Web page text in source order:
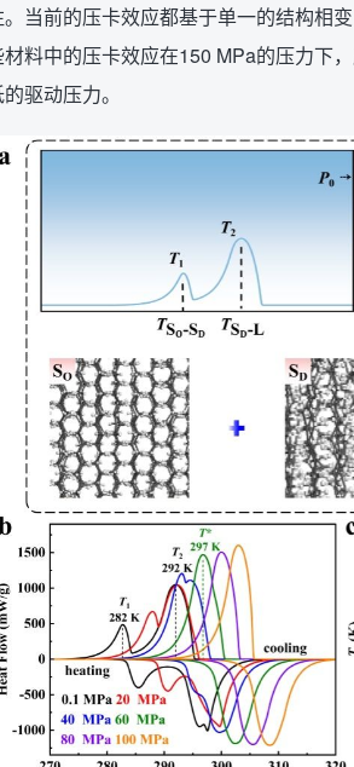
当前的压卡效应都基于单一的结构相
料中的压卡效应在150 MPa的压力下
驱动压力。